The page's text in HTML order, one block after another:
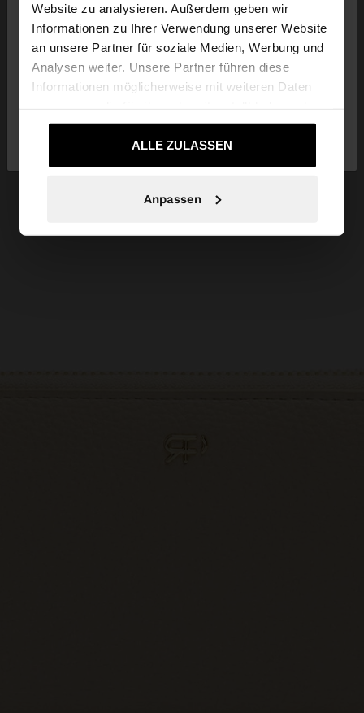
Website zu analysieren. Außerdem geben wir
Informationen zu Ihrer Verwendung unserer Website
an unsere Partner für soziale Medien, Werbung und
Analysen weiter. Unsere Partner führen diese
Informationen möglicherweise mit weiteren Daten
die sie im Rahmen Ihrer Nutzung der Dienste
gesammelt haben.ALLE ZULASSEN
Anpassen
Sie greifen von Austria auf die Website zu.
Möchten Sie unsere United States Website
Ja, bringen Sie mich zu
United States